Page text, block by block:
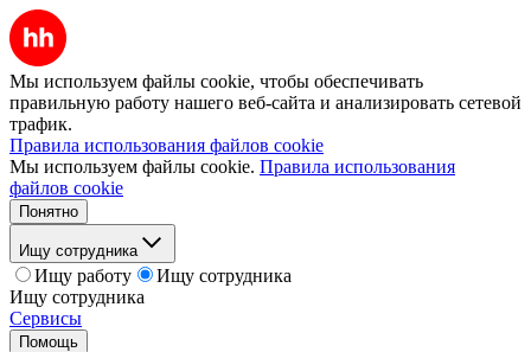
Мы используем файлы cookie, чтобы обеспечивать
правильную работу нашего веб-сайта и анализировать сетевой
трафик.
Правила использования файлов cookie
Мы используем файлы cookie. Правила использования
файлов cookie
Понятно
Ищу сотрудника
Ищу работу
Ищу сотрудника
Ищу сотрудника
Сервисы
Помощь